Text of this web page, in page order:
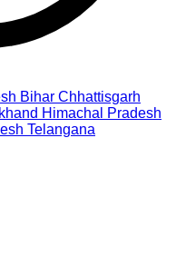
Bihar Chhattisgarh
Himachal Pradesh
Telangana